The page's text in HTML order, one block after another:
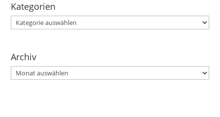
Kategorien
Kategorien
Archiv
Archiv